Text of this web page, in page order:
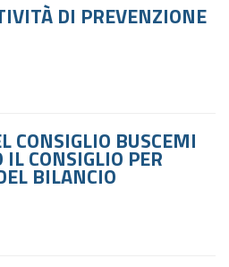
DI PREVENZIONE
CONSIGLIO BUSCEMI
CONSIGLIO PER
BILANCIO